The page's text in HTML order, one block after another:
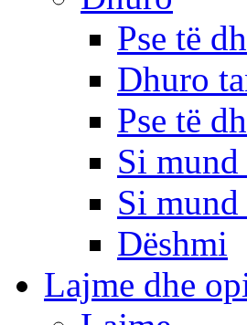
Pse të
Dhuro
Pse të
Si
Si
Dëshmi
Lajme dhe